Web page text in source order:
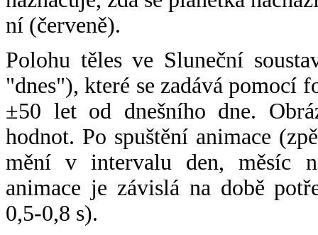
ní (červeně).
Polohu těles ve Sluneční
"dnes"), které se zadává pomocí
±50 let od dnešního dne.
hodnot. Po spuštění animace
mění v intervalu den, měsíc
animace je závislá na době
0,5-0,8 s).